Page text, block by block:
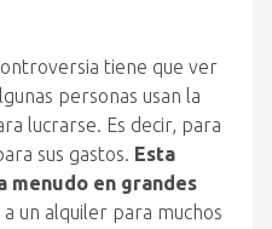
tiene que ver
personas usan la
lucrarse. Es decir, para
sus gastos. Esta
menudo en grandes
un alquiler para muchos